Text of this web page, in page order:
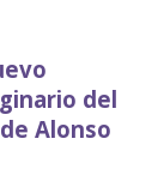
del
Alonso